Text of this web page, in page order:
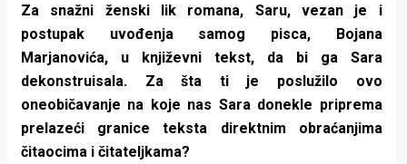
Za snažni ženski lik romana, Saru, vezan je i
postupak uvođenja samog pisca, Bojana
Marjanovića, u književni tekst, da bi ga Sara
dekonstruisala. Za šta ti je poslužilo ovo
oneobičavanje na koje nas Sara donekle priprema
prelazeći granice teksta direktnim obraćanjima
čitaocima i čitateljkama?